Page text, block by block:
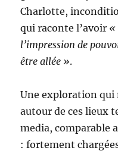
Charlotte,
qui raconte l’avoir «
l’impression de
être allée ».
Une exploration qui
autour de ces lieux
media, comparable
: fortement